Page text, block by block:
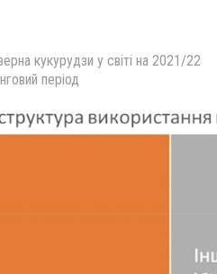
кукурудзи у світі на 2021/22
період